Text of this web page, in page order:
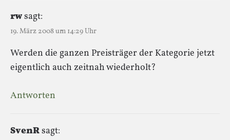
rwsagt:
19. März 2008 um 14:29 Uhr
Werden die ganzen Preisträger der Kategorie jetzt
eigentlich auch zeitnah wiederholt?
Antworten
SvenRsagt: